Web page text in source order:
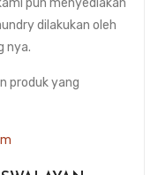
pun menyediakan
dilakukan oleh
nya.
produk yang